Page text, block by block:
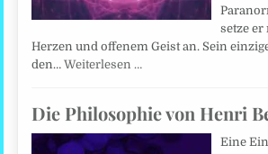
setze
Herzen und offenem Geist an. Sein
den…Weiterlesen …
Die Philosophie von Henri
Eine